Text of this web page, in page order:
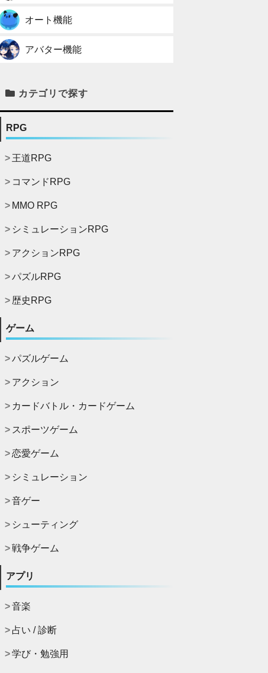
オート機能
アバター機能
カテゴリで探す
RPG
王道RPG
コマンドRPG
MMO RPG
シミュレーションRPG
アクションRPG
パズルRPG
歴史RPG
ゲーム
パズルゲーム
アクション
カードバトル・カードゲーム
スポーツゲーム
恋愛ゲーム
シミュレーション
音ゲー
シューティング
戦争ゲーム
アプリ
音楽
占い / 診断
学び・勉強用